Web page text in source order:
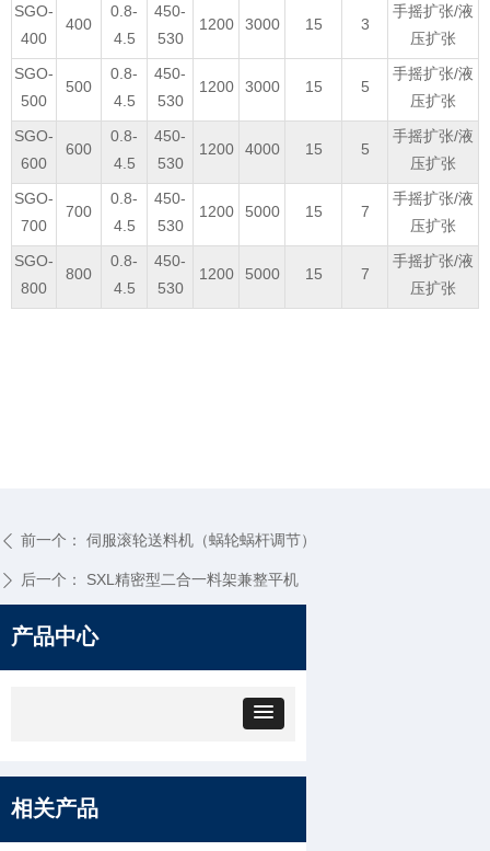
SGO-
400
400
0.8-
4.5
450-
530
1200 3000 15 3
手摇扩张/液
压扩张
SGO-
500
500
0.8-
4.5
450-
530
1200 3000 15 5
手摇扩张/液
压扩张
SGO-
600
600
0.8-
4.5
450-
530
1200 4000 15 5
手摇扩张/液
压扩张
SGO-
700
700
0.8-
4.5
450-
530
1200 5000 15 7
手摇扩张/液
压扩张
SGO-
800
800
0.8-
4.5
450-
530
1200 5000 15 7
手摇扩张/液
压扩张
ꄴ 前一个： 伺服滚轮送料机（蜗轮蜗杆调节）
ꄲ 后一个： SXL精密型二合一料架兼整平机
产品中心
相关产品